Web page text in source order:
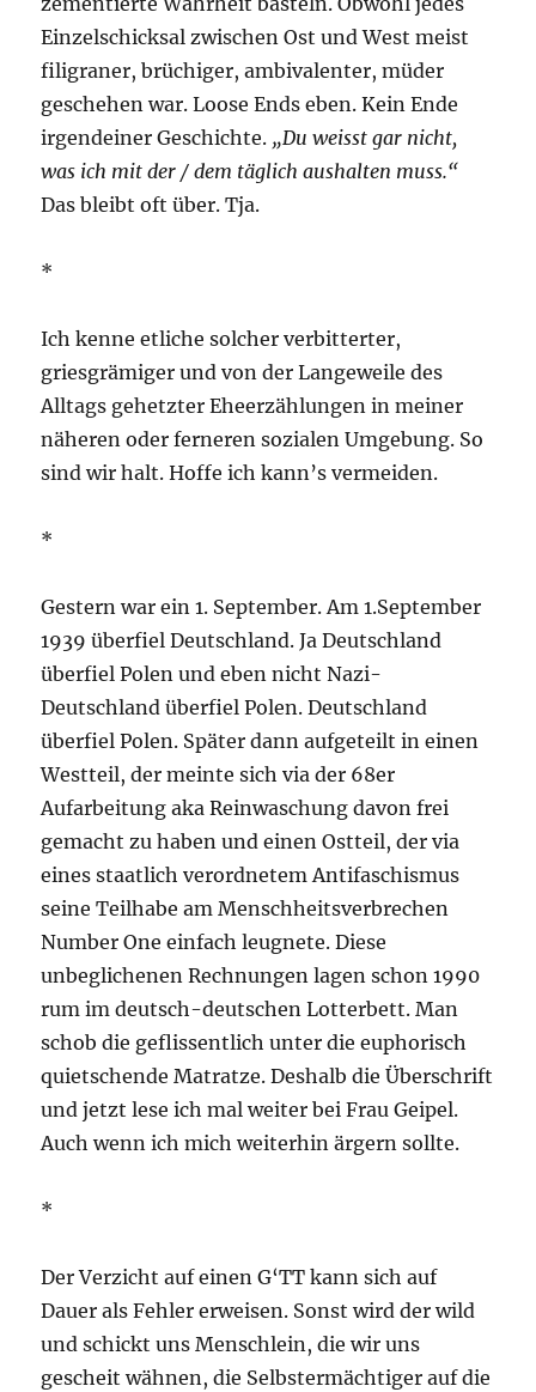
Einzelschicksal zwischen Ost und West meist
filigraner, brüchiger, ambivalenter, müder
geschehen war. Loose Ends eben. Kein Ende
irgendeiner Geschichte. „Du weisst gar nicht,
was ich mit der / dem täglich aushalten muss.“
Das bleibt oft über. Tja.
*
Ich kenne etliche solcher verbitterter,
griesgrämiger und von der Langeweile des
Alltags gehetzter Eheerzählungen in meiner
näheren oder ferneren sozialen Umgebung. So
sind wir halt. Hoffe ich kann’s vermeiden.
*
Gestern war ein 1. September. Am 1.September
1939 überfiel Deutschland. Ja Deutschland
überfiel Polen und eben nicht Nazi-
Deutschland überfiel Polen. Deutschland
überfiel Polen. Später dann aufgeteilt in einen
Westteil, der meinte sich via der 68er
Aufarbeitung aka Reinwaschung davon frei
gemacht zu haben und einen Ostteil, der via
eines staatlich verordnetem Antifaschismus
seine Teilhabe am Menschheitsverbrechen
Number One einfach leugnete. Diese
unbeglichenen Rechnungen lagen schon 1990
rum im deutsch-deutschen Lotterbett. Man
schob die geflissentlich unter die euphorisch
quietschende Matratze. Deshalb die Überschrift
und jetzt lese ich mal weiter bei Frau Geipel.
Auch wenn ich mich weiterhin ärgern sollte.
*
Der Verzicht auf einen G‘TT kann sich auf
Dauer als Fehler erweisen. Sonst wird der wild
und schickt uns Menschlein, die wir uns
gescheit wähnen, die Selbstermächtiger auf die